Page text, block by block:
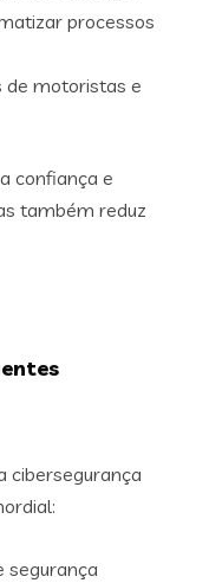
processos
de motoristas e
confiança e
também reduz
cibersegurança
segurança